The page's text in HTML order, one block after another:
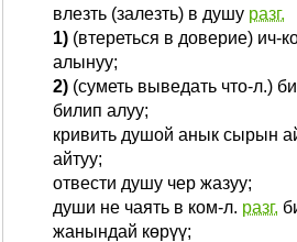
влезть (залезть) в душу разг.
1) (втереться в доверие) ич-
алынуу;
2) (суметь выведать что-л.)
билип алуу;
кривить душой анык сырын
айтуу;
отвести душу чер жазуу;
души не чаять в ком-л. разг.
жанындай көрүү;